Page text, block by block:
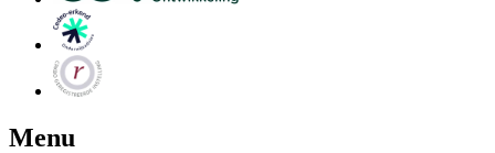
Menu